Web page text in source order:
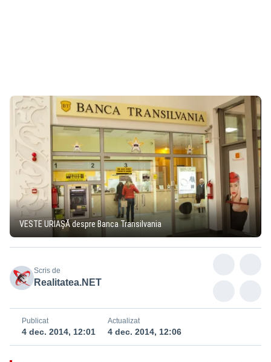
VESTE URIAŞĂ despre Banca Transilvania
Scris de
Realitatea.NET
Publicat
4 dec. 2014, 12:01
Actualizat
4 dec. 2014, 12:06